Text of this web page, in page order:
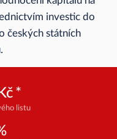
investic do
českých státních
*
listu